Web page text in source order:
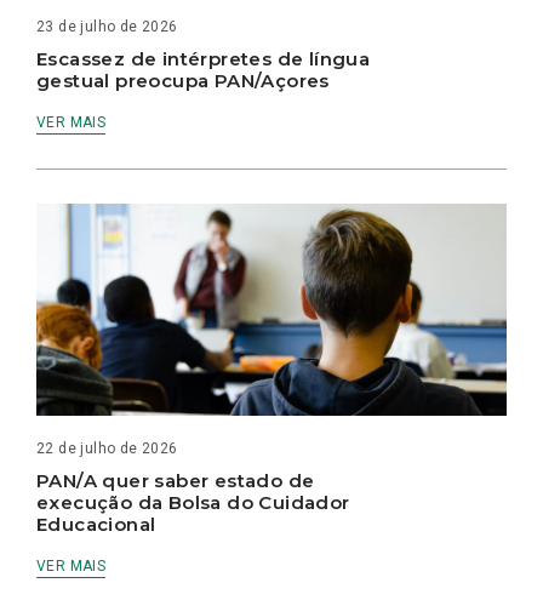
23 de julho de 2026
Escassez de intérpretes de língua
gestual preocupa PAN/Açores
VER MAIS
22 de julho de 2026
PAN/A quer saber estado de
execução da Bolsa do Cuidador
Educacional
VER MAIS